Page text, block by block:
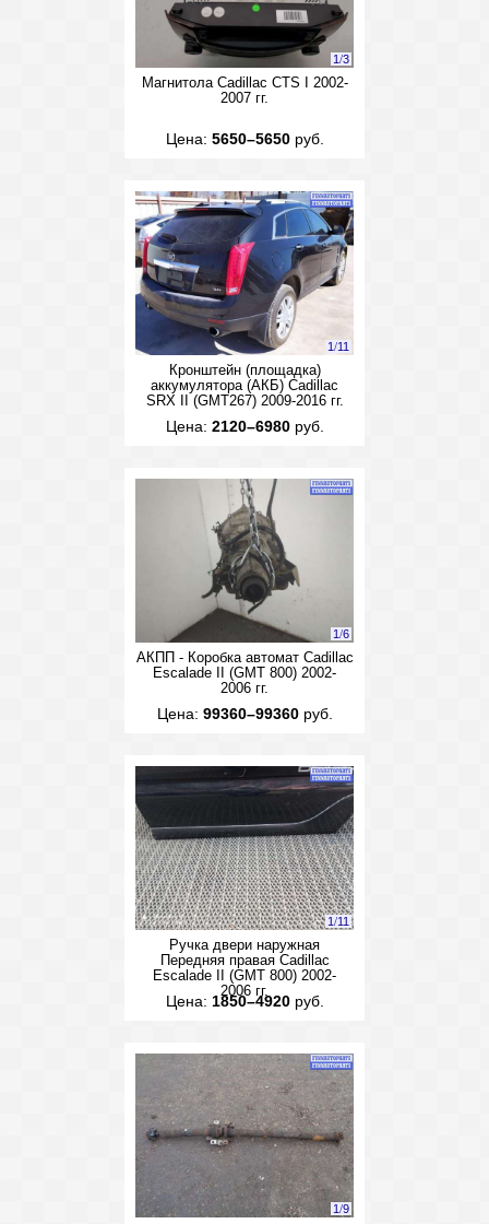
1/3
Магнитола Cadillac CTS I 2002-
2007 гг.
Цена: 5650–5650руб.
1/11
Кронштейн (площадка)
аккумулятора (АКБ) Cadillac
SRX II (GMT267) 2009-2016 гг.
Цена: 2120–6980руб.
1/6
АКПП - Коробка автомат Cadillac
Escalade II (GMT 800) 2002-
2006 гг.
Цена: 99360–99360руб.
1/11
Ручка двери наружная
Передняя правая Cadillac
Escalade II (GMT 800) 2002-
2006 гг.
Цена: 1850–4920руб.
1/9